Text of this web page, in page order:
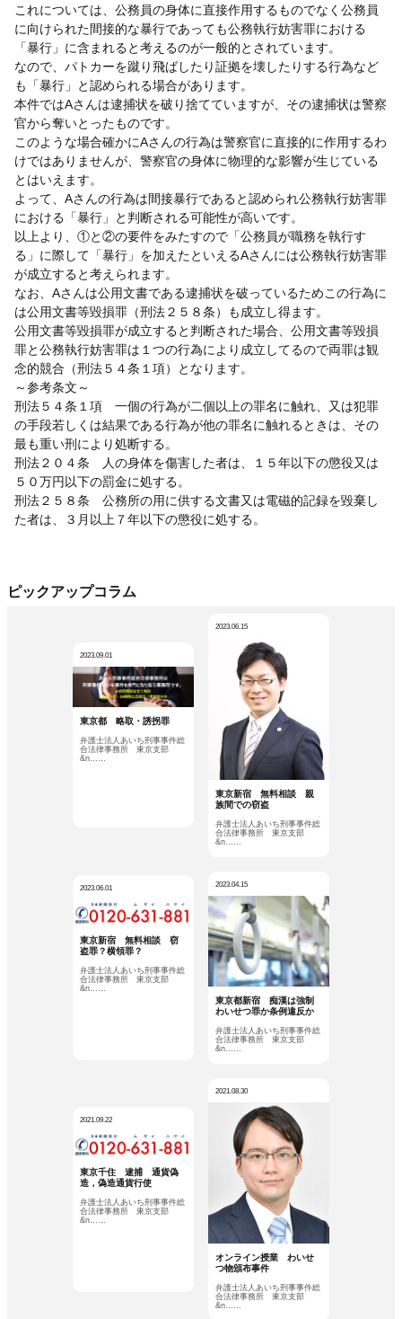
これについては、公務員の身体に直接作用するものでなく公務員
に向けられた間接的な暴行であっても公務執行妨害罪における
「暴行」に含まれると考えるのが一般的とされています。
なので、パトカーを蹴り飛ばしたり証拠を壊したりする行為など
も「暴行」と認められる場合があります。
本件ではAさんは逮捕状を破り捨てていますが、その逮捕状は警察
官から奪いとったものです。
このような場合確かにAさんの行為は警察官に直接的に作用するわ
けではありませんが、警察官の身体に物理的な影響が生じている
とはいえます。
よって、Aさんの行為は間接暴行であると認められ公務執行妨害罪
における「暴行」と判断される可能性が高いです。
以上より、①と②の要件をみたすので「公務員が職務を執行す
る」に際して「暴行」を加えたといえるAさんには公務執行妨害罪
が成立すると考えられます。
なお、Aさんは公用文書である逮捕状を破っているためこの行為に
は公用文書等毀損罪（刑法２５８条）も成立し得ます。
公用文書等毀損罪が成立すると判断された場合、公用文書等毀損
罪と公務執行妨害罪は１つの行為により成立してるので両罪は観
念的競合（刑法５４条１項）となります。
～参考条文～
刑法５４条１項 一個の行為が二個以上の罪名に触れ、又は犯罪
の手段若しくは結果である行為が他の罪名に触れるときは、その
最も重い刑により処断する。
刑法２０４条 人の身体を傷害した者は、１５年以下の懲役又は
５０万円以下の罰金に処する。
刑法２５８条 公務所の用に供する文書又は電磁的記録を毀棄し
た者は、３月以上７年以下の懲役に処する。
ピックアップコラム
2023.09.01
東京都 略取・誘拐罪
弁護士法人あいち刑事事件総
合法律事務所 東京支部
&n……
2023.06.15
東京新宿 無料相談 親
族間での窃盗
弁護士法人あいち刑事事件総
合法律事務所 東京支部
&n……
2023.06.01
東京新宿 無料相談 窃
盗罪？横領罪？
弁護士法人あいち刑事事件総
合法律事務所 東京支部
&n……
2023.04.15
東京都新宿 痴漢は強制
わいせつ罪か条例違反か
弁護士法人あいち刑事事件総
合法律事務所 東京支部
&n……
2021.09.22
東京千住 逮捕 通貨偽
造，偽造通貨行使
弁護士法人あいち刑事事件総
合法律事務所 東京支部
&n……
2021.08.30
オンライン授業 わいせ
つ物頒布事件
弁護士法人あいち刑事事件総
合法律事務所 東京支部
&n……